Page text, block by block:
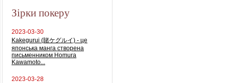
Зірки покеру
2023-03-30
Kakegurui (賭ケグルイ) - це
японська манга створена
письменником Homura
Kawamoto...
2023-03-28